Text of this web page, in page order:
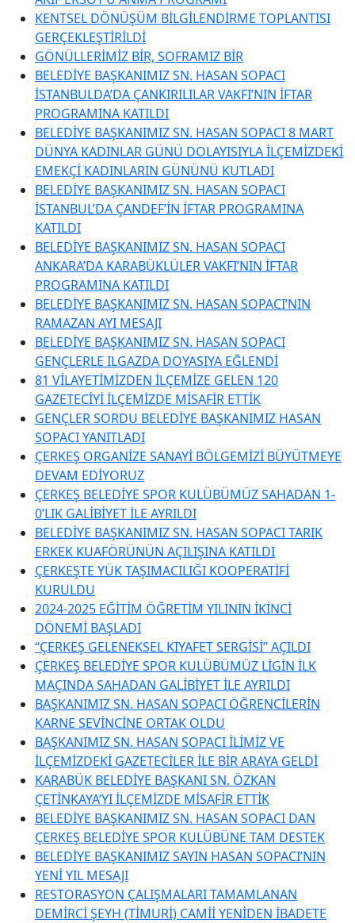
KENTSEL DÖNÜŞÜM BİLGİLENDİRME TOPLANTISI
GERÇEKLEŞTİRİLDİ
GÖNÜLLERİMİZ BİR, SOFRAMIZ BİR
BELEDİYE BAŞKANIMIZ SN. HASAN SOPACI
İSTANBULDA’DA ÇANKIRILILAR VAKFI’NIN İFTAR
PROGRAMINA KATILDI
BELEDİYE BAŞKANIMIZ SN. HASAN SOPACI 8 MART
DÜNYA KADINLAR GÜNÜ DOLAYISIYLA İLÇEMİZDEKİ
EMEKÇİ KADINLARIN GÜNÜNÜ KUTLADI
BELEDİYE BAŞKANIMIZ SN. HASAN SOPACI
İSTANBUL’DA ÇANDEF’İN İFTAR PROGRAMINA
KATILDI
BELEDİYE BAŞKANIMIZ SN. HASAN SOPACI
ANKARA’DA KARABÜKLÜLER VAKFI’NIN İFTAR
PROGRAMINA KATILDI
BELEDİYE BAŞKANIMIZ SN. HASAN SOPACI’NIN
RAMAZAN AYI MESAJI
BELEDİYE BAŞKANIMIZ SN. HASAN SOPACI
GENÇLERLE ILGAZDA DOYASIYA EĞLENDİ
81 VİLAYETİMİZDEN İLÇEMİZE GELEN 120
GAZETECİYİ İLÇEMİZDE MİSAFİR ETTİK
GENÇLER SORDU BELEDİYE BAŞKANIMIZ HASAN
SOPACI YANITLADI
ÇERKEŞ ORGANİZE SANAYİ BÖLGEMİZİ BÜYÜTMEYE
DEVAM EDİYORUZ
ÇERKEŞ BELEDİYE SPOR KULÜBÜMÜZ SAHADAN 1-
0’LIK GALİBİYET İLE AYRILDI
BELEDİYE BAŞKANIMIZ SN. HASAN SOPACI TARIK
ERKEK KUAFÖRÜNÜN AÇILIŞINA KATILDI
ÇERKEŞTE YÜK TAŞIMACILIĞI KOOPERATİFİ
KURULDU
2024-2025 EĞİTİM ÖĞRETİM YILININ İKİNCİ
DÖNEMİ BAŞLADI
“ÇERKEŞ GELENEKSEL KIYAFET SERGİSİ” AÇILDI
ÇERKEŞ BELEDİYE SPOR KULÜBÜMÜZ LİGİN İLK
MAÇINDA SAHADAN GALİBİYET İLE AYRILDI
BAŞKANIMIZ SN. HASAN SOPACI ÖĞRENCİLERİN
KARNE SEVİNCİNE ORTAK OLDU
BAŞKANIMIZ SN. HASAN SOPACI İLİMİZ VE
İLÇEMİZDEKİ GAZETECİLER İLE BİR ARAYA GELDİ
KARABÜK BELEDİYE BAŞKANI SN. ÖZKAN
ÇETİNKAYA’YI İLÇEMİZDE MİSAFİR ETTİK
BELEDİYE BAŞKANIMIZ SN. HASAN SOPACI DAN
ÇERKEŞ BELEDİYE SPOR KULÜBÜNE TAM DESTEK
BELEDİYE BAŞKANIMIZ SAYIN HASAN SOPACI’NIN
YENİ YIL MESAJI
RESTORASYON ÇALIŞMALARI TAMAMLANAN
DEMİRCİ ŞEYH (TİMURİ) CAMİİ YENİDEN İBADETE